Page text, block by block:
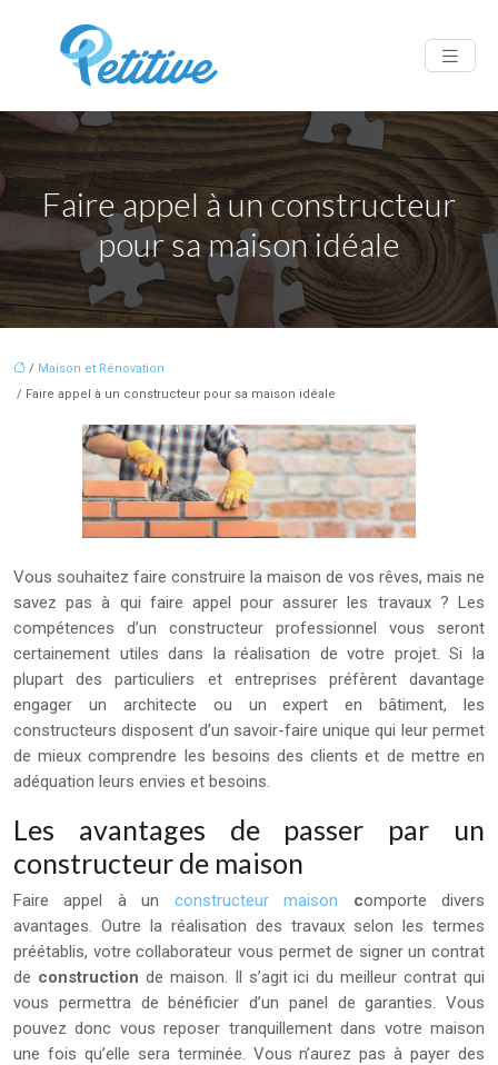
Faire appel à un constructeur
pour sa maison idéale
/ Maison et Rénovation
/ Faire appel à un constructeur pour sa maison idéale
Vous souhaitez faire construire la maison de vos rêves, mais ne
savez pas à qui faire appel pour assurer les travaux ? Les
compétences d’un constructeur professionnel vous seront
certainement utiles dans la réalisation de votre projet. Si la
plupart des particuliers et entreprises préfèrent davantage
engager un architecte ou un expert en bâtiment, les
constructeurs disposent d’un savoir-faire unique qui leur permet
de mieux comprendre les besoins des clients et de mettre en
adéquation leurs envies et besoins.
Les avantages de passer par un
constructeur de maison
Faire appel à un constructeur maison comporte divers
avantages. Outre la réalisation des travaux selon les termes
préétablis, votre collaborateur vous permet de signer un contrat
de construction de maison. Il s’agit ici du meilleur contrat qui
vous permettra de bénéficier d’un panel de garanties. Vous
pouvez donc vous reposer tranquillement dans votre maison
une fois qu’elle sera terminée. Vous n’aurez pas à payer des